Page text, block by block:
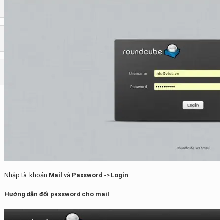
Nhập tài khoản Mail và Password -> Login
Hướng dẫn đổi password cho mail